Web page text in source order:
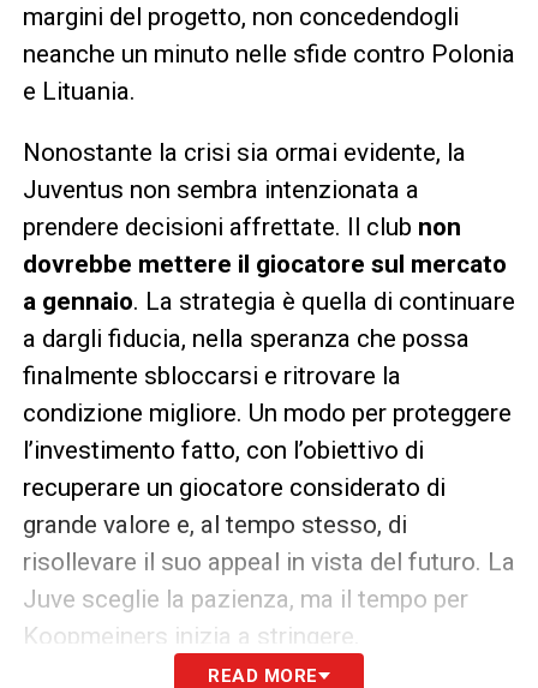
margini del progetto, non concedendogli
neanche un minuto nelle sfide contro Polonia
e Lituania.
Nonostante la crisi sia ormai evidente, la
Juventus non sembra intenzionata a
prendere decisioni affrettate. Il club non
dovrebbe mettere il giocatore sul mercato
a gennaio. La strategia è quella di continuare
a dargli fiducia, nella speranza che possa
finalmente sbloccarsi e ritrovare la
condizione migliore. Un modo per proteggere
l’investimento fatto, con l’obiettivo di
recuperare un giocatore considerato di
grande valore e, al tempo stesso, di
risollevare il suo appeal in vista del futuro. La
Juve sceglie la pazienza, ma il tempo per
Koopmeiners inizia a stringere.
READ MORE